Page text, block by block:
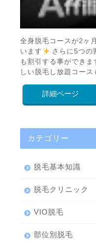
全身脱毛コースが2ヶ
います
さらに5つの
も割引する事ができま
しい脱毛し放題コース
詳細ページ
カテゴリー
脱毛基本知識
脱毛クリニック
VIO脱毛
部位別脱毛